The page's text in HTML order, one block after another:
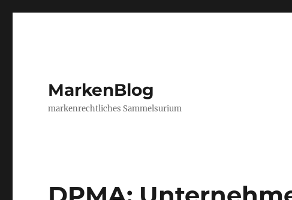
MarkenBlog
markenrechtliches Sammelsurium